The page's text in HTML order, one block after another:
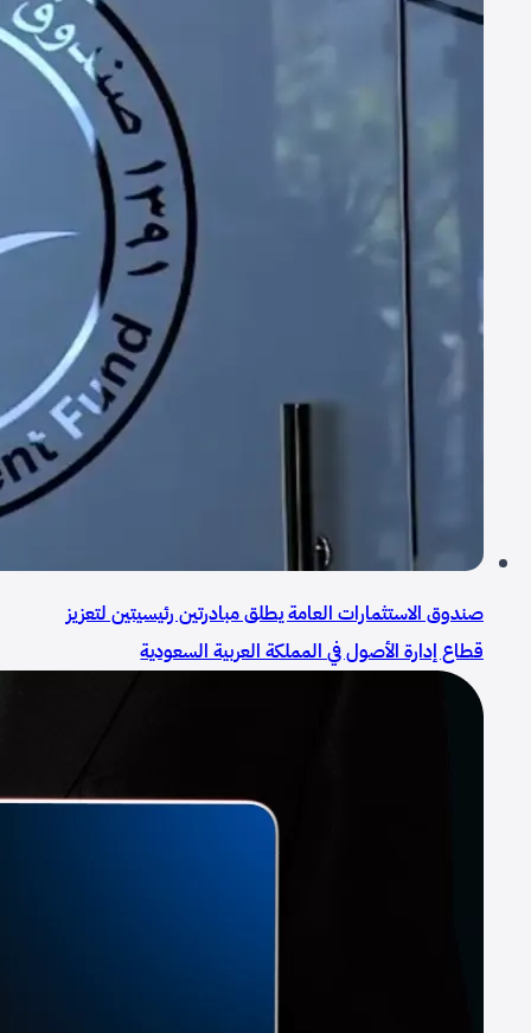
صندوق الاستثمارات العامة يطلق مبادرتين رئيسيتين لتعزيز
قطاع إدارة الأصول في المملكة العربية السعودية